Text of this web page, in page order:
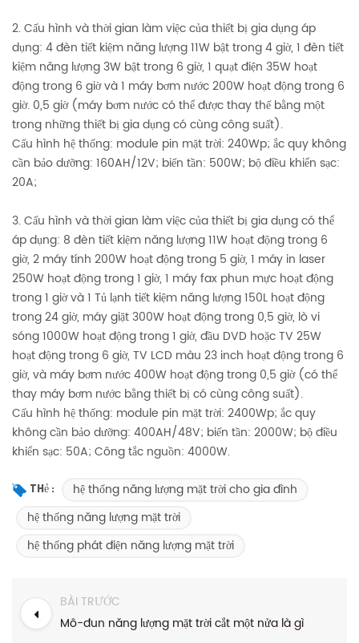
2. Cấu hình và thời gian làm việc của thiết bị gia dụng áp
dụng: 4 đèn tiết kiệm năng lượng 11W bật trong 4 giờ, 1 đèn tiết
kiệm năng lượng 3W bật trong 6 giờ, 1 quạt điện 35W hoạt
động trong 6 giờ và 1 máy bơm nước 200W hoạt động trong 6
giờ. 0,5 giờ (máy bơm nước có thể được thay thế bằng một
trong những thiết bị gia dụng có cùng công suất).
Cấu hình hệ thống: module pin mặt trời: 240Wp; ắc quy không
cần bảo dưỡng: 160AH/12V; biến tần: 500W; bộ điều khiển sạc:
20A;
3. Cấu hình và thời gian làm việc của thiết bị gia dụng có thể
áp dụng: 8 đèn tiết kiệm năng lượng 11W hoạt động trong 6
giờ, 2 máy tính 200W hoạt động trong 5 giờ, 1 máy in laser
250W hoạt động trong 1 giờ, 1 máy fax phun mực hoạt động
trong 1 giờ và 1 Tủ lạnh tiết kiệm năng lượng 150L hoạt động
trong 24 giờ, máy giặt 300W hoạt động trong 0,5 giờ, lò vi
sóng 1000W hoạt động trong 1 giờ, đầu DVD hoặc TV 25W
hoạt động trong 6 giờ, TV LCD màu 23 inch hoạt động trong 6
giờ, và máy bơm nước 400W hoạt động trong 0,5 giờ (có thể
thay máy bơm nước bằng thiết bị có cùng công suất).
Cấu hình hệ thống: module pin mặt trời: 2400Wp; ắc quy
không cần bảo dưỡng: 400AH/48V; biến tần: 2000W; bộ điều
khiển sạc: 50A; Công tắc nguồn: 4000W.
Thẻ :
hệ thống năng lượng mặt trời cho gia đình
hệ thống năng lượng mặt trời
hệ thống phát điện năng lượng mặt trời
BÀI TRƯỚC
Mô-đun năng lượng mặt trời cắt một nửa là gì